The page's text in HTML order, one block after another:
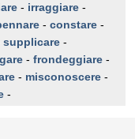
- irraggiare -
- constare -
supplicare -
- frondeggiare -
- misconoscere -
-